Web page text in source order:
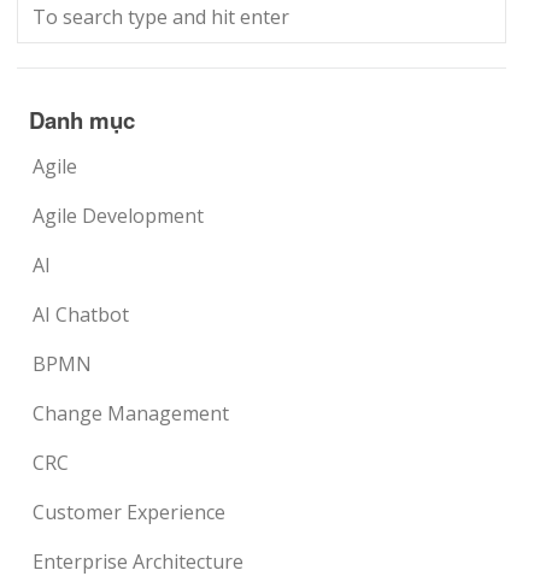
Danh mục
Agile
Agile Development
AI
AI Chatbot
BPMN
Change Management
CRC
Customer Experience
Enterprise Architecture